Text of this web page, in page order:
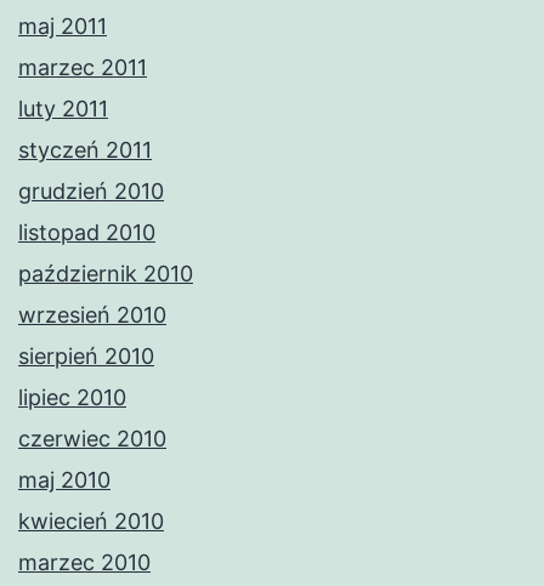
maj 2011
marzec 2011
luty 2011
styczeń 2011
grudzień 2010
listopad 2010
październik 2010
wrzesień 2010
sierpień 2010
lipiec 2010
czerwiec 2010
maj 2010
kwiecień 2010
marzec 2010